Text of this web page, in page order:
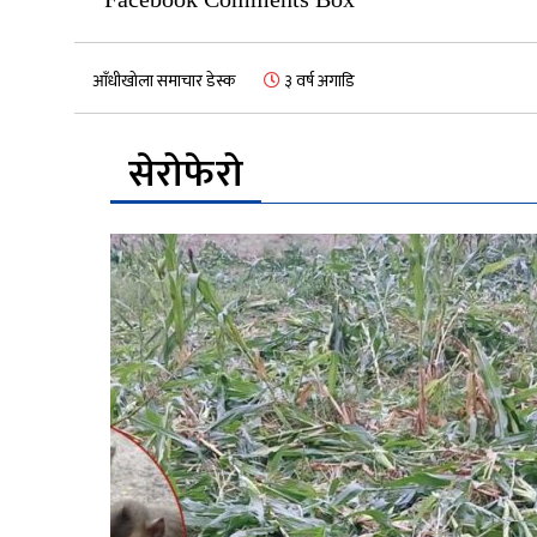
आँधीखोला समाचार डेस्क ३ वर्ष अगाडि
सेरोफेरो